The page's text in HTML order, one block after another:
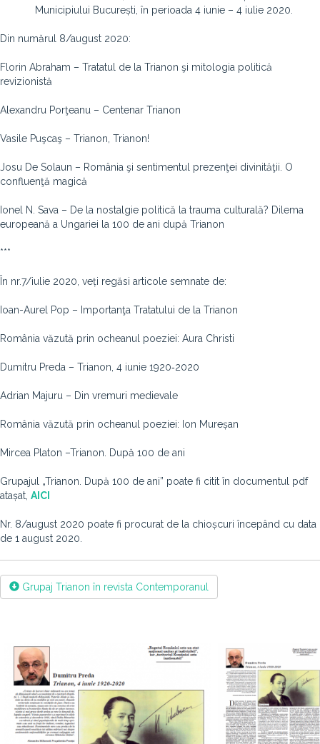
Municipiului București, în perioada 4 iunie – 4 iulie 2020.
Din numărul 8/august 2020:
Florin Abraham – Tratatul de la Trianon şi mitologia politică
revizionistă
Alexandru Porţeanu – Centenar Trianon
Vasile Puşcaş – Trianon, Trianon!
Josu De Solaun – România şi sentimentul prezenţei divinităţii. O
confluenţă magică
Ionel N. Sava – De la nostalgie politică la trauma culturală? Dilema
europeană a Ungariei la 100 de ani după Trianon
***
În nr.7/iulie 2020, veți regăsi articole semnate de:
Ioan-Aurel Pop – Importanţa Tratatului de la Trianon
România văzută prin ocheanul poeziei: Aura Christi
Dumitru Preda – Trianon, 4 iunie 1920‑2020
Adrian Majuru – Din vremuri medievale
România văzută prin ocheanul poeziei: Ion Mureșan
Mircea Platon –Trianon. După 100 de ani
Grupajul „Trianon. După 100 de ani” poate fi citit în documentul pdf
atașat, AICI
Nr. 8/august 2020 poate fi procurat de la chioșcuri începând cu data
de 1 august 2020.
Grupaj Trianon în revista Contemporanul